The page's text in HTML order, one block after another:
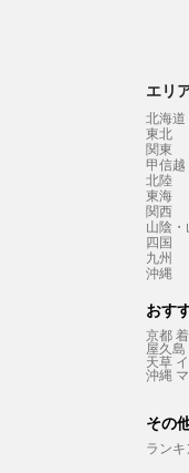
エリ
北海道
東北
関東
甲信越
北陸
東海
関西
山陰
四国
九州
沖縄
おす
京都
屋久
天草
沖縄
その
ラン